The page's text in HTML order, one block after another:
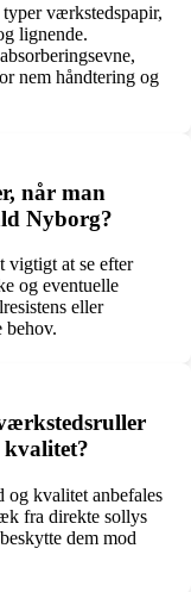
værkstedspapir,
lignende.
nem håndtering og
når man
Nyborg?
vigtigt at se efter
og eventuelle
eller
behov.
kvalitet?
og kvalitet anbefales
fra direkte sollys
dem mod